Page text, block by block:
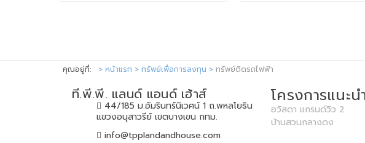
คุณอยู่ที่: หน้าแรก ทรัพย์เพื่อการลงทุน ทรัพย์ติดรถไฟฟ้า
ที.พี.พี. แลนด์ แอนด์ เฮ้าส์
44/185 ม.อัมรินทร์นิเวศน์ 1 ถ.พหลโยธิน
แขวงอนุสาวรีย์ เขตบางเขน กทม.
info@tpplandandhouse.com
โครงการแนะน
อวัสดา แกรนด์วิว 2
บ้านสวนกลางดง